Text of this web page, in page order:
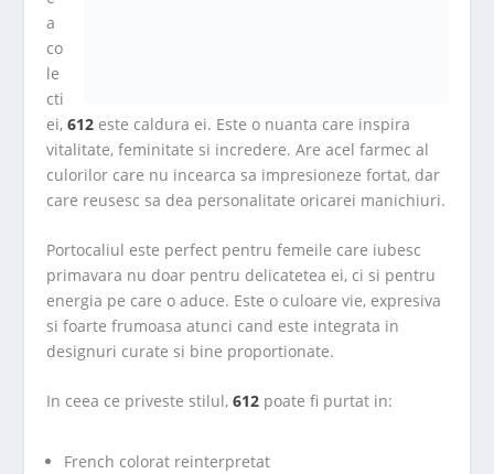
a
co
le
cti
ei,612 este caldura ei. Este o nuanta care inspira
vitalitate, feminitate si incredere. Are acel farmec al
culorilor care nu incearca sa impresioneze fortat, dar
care reusesc sa dea personalitate oricarei manichiuri.
Portocaliul este perfect pentru femeile care iubesc
primavara nu doar pentru delicatetea ei, ci si pentru
energia pe care o aduce. Este o culoare vie, expresiva
si foarte frumoasa atunci cand este integrata in
designuri curate si bine proportionate.
In ceea ce priveste stilul,612 poate fi purtat in:
French colorat reinterpretat